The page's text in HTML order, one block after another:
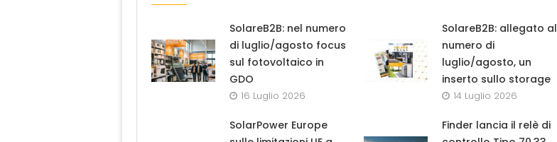
SolareB2B: nel numero
di luglio/agosto focus
sul fotovoltaico in
GDO
16 Luglio 2026
SolareB2B: allegato al
numero di
luglio/agosto, un
inserto sullo storage
14 Luglio 2026
SolarPower Europe
Finder lancia il relè di